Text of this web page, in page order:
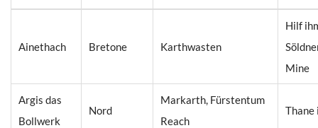
Ainethach Bretone Karthwasten
Hilf
Mine
Argis das
Bollwerk
Nord
Markarth, Fürstentum
Reach